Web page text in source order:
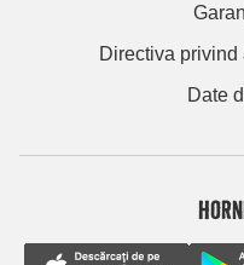
Directiva
Date